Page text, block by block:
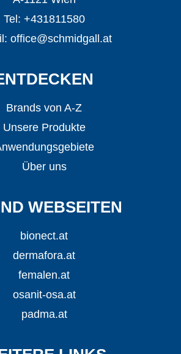
Tel: +431811580
office@schmidgall.at
Brands von A-Z
Unsere Produkte
Über uns
WEBSEITEN
bionect.at
dermafora.at
femalen.at
osanit-osa.at
padma.at